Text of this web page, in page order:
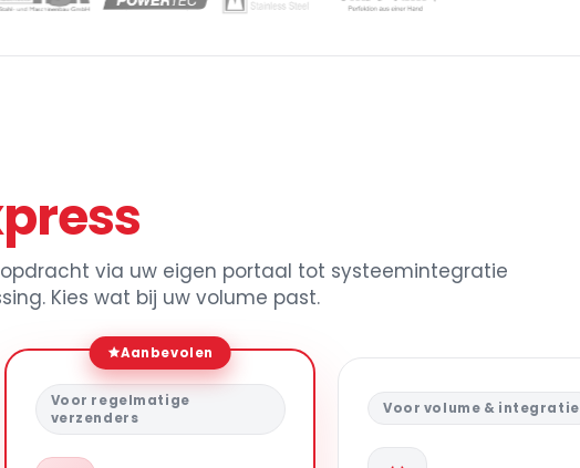
via uw eigen portaal tot systeemintegratie
Kies wat bij uw volume past.
Aanbevolen
Voor regelmatige
verzenders
Voor volume & integratie